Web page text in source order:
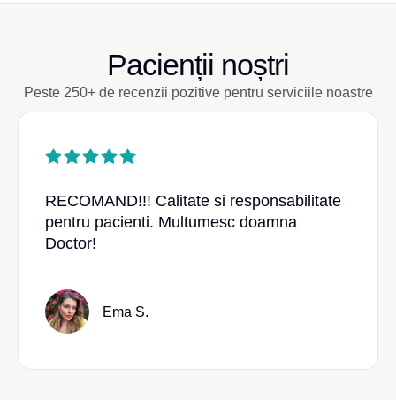
Pacienții noștri
Peste 250+ de recenzii pozitive pentru serviciile noastre
RECOMAND!!! Calitate si responsabilitate
pentru pacienti. Multumesc doamna
Doctor!
Ema S.